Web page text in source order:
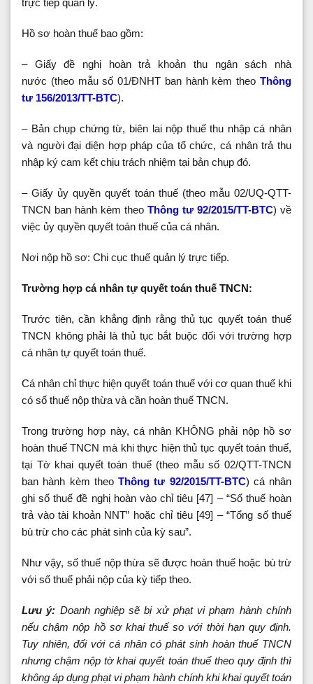
trực tiếp quản lý.
Hồ sơ hoàn thuế bao gồm:
– Giấy đề nghị hoàn trả khoản thu ngân sách nhà
nước (theo mẫu số 01/ĐNHT ban hành kèm theo Thông
tư 156/2013/TT-BTC).
– Bản chụp chứng từ, biên lai nộp thuế thu nhập cá nhân
và người đại diện hợp pháp của tổ chức, cá nhân trả thu
nhập ký cam kết chịu trách nhiệm tại bản chụp đó.
– Giấy ủy quyền quyết toán thuế (theo mẫu 02/UQ-QTT-
TNCN ban hành kèm theo Thông tư 92/2015/TT-BTC) về
việc ủy quyền quyết toán thuế của cá nhân.
Nơi nộp hồ sơ: Chi cục thuế quản lý trực tiếp.
Trường hợp cá nhân tự quyết toán thuế TNCN:
Trước tiên, cần khẳng định rằng thủ tục quyết toán thuế
TNCN không phải là thủ tục bắt buộc đối với trường hợp
cá nhân tự quyết toán thuế.
Cá nhân chỉ thực hiện quyết toán thuế với cơ quan thuế khi
có số thuế nộp thừa và cần hoàn thuế TNCN.
Trong trường hợp này, cá nhân KHÔNG phải nộp hồ sơ
hoàn thuế TNCN mà khi thực hiện thủ tục quyết toán thuế,
tại Tờ khai quyết toán thuế (theo mẫu số 02/QTT-TNCN
ban hành kèm theo Thông tư 92/2015/TT-BTC) cá nhân
ghi số thuế đề nghị hoàn vào chỉ tiêu [47] – “Số thuế hoàn
trả vào tài khoản NNT” hoặc chỉ tiêu [49] – “Tổng số thuế
bù trừ cho các phát sinh của kỳ sau”.
Như vậy, số thuế nộp thừa sẽ được hoàn thuế hoặc bù trừ
với số thuế phải nộp của kỳ tiếp theo.
Lưu ý: Doanh nghiệp sẽ bị xử phạt vi phạm hành chính
nếu chậm nộp hồ sơ khai thuế so với thời hạn quy định.
Tuy nhiên, đối với cá nhân có phát sinh hoàn thuế TNCN
nhưng chậm nộp tờ khai quyết toán thuế theo quy định thì
không áp dụng phạt vi phạm hành chính khi khai quyết toán